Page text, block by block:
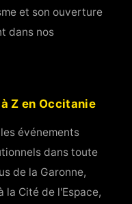
et son ouverture
dans nos
Z en Occitanie
événements
dans toute
de la Garonne,
la Cité de l'Espace,